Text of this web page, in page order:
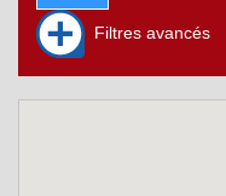
Filtres avancés